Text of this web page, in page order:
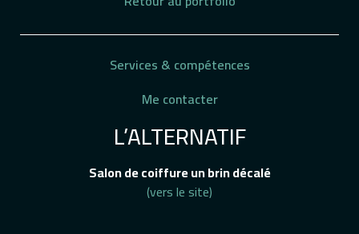
Services & compétences
Me contacter
L’ALTERNATIF
Salon de coiffure un brin décalé
(vers le site)